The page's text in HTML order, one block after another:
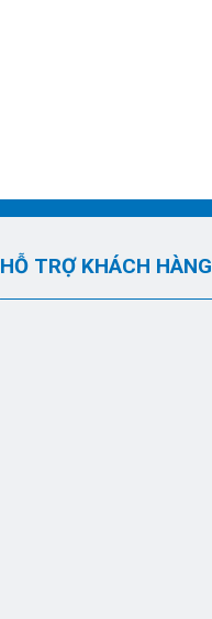
HỖ TRỢ KHÁCH HÀNG